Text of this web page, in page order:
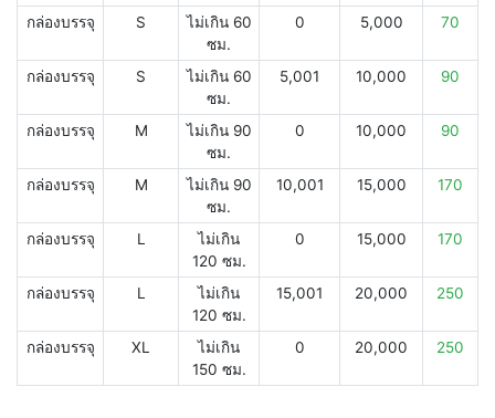
กล่องบรรจุ S
ไม่เกิน 60
ซม.
0 5,000 70
กล่องบรรจุ S
ไม่เกิน 60
ซม.
5,001 10,000 90
กล่องบรรจุ M
ไม่เกิน 90
ซม.
0 10,000 90
กล่องบรรจุ M
ไม่เกิน 90
ซม.
10,001 15,000 170
กล่องบรรจุ L
ไม่เกิน
120 ซม.
0 15,000 170
กล่องบรรจุ L
ไม่เกิน
120 ซม.
15,001 20,000 250
กล่องบรรจุ XL
ไม่เกิน
150 ซม.
0 20,000 250